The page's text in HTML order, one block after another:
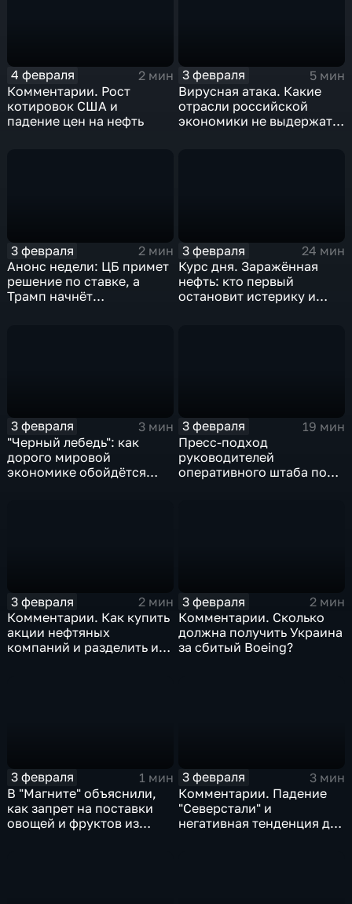
4 февраля
2 мин
Комментарии. Рост
котировок США и
падение цен на нефть
3 февраля
5 мин
Вирусная атака. Какие
отрасли российской
экономики не выдержат
3 февраля
2 мин
Анонс недели: ЦБ примет
решение по ставке, а
Трамп начнёт
3 февраля
24 мин
Курс дня. Заражённая
нефть: кто первый
остановит истерику и
3 февраля
3 мин
"Черный лебедь": как
дорого мировой
экономике обойдётся
3 февраля
19 мин
Пресс-подход
руководителей
оперативного штаба по
3 февраля
2 мин
Комментарии. Как купить
акции нефтяных
компаний и разделить их
3 февраля
2 мин
Комментарии. Сколько
должна получить Украина
за сбитый Boeing?
3 февраля
1 мин
В "Магните" объяснили,
как запрет на поставки
овощей и фруктов из
3 февраля
3 мин
Комментарии. Падение
"Северстали" и
негативная тенденция для